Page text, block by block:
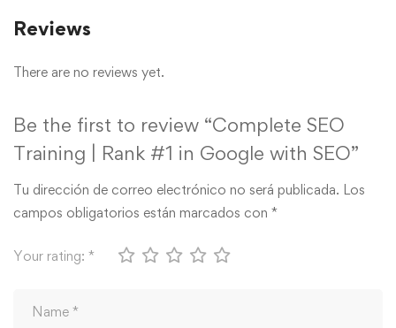
Reviews
There are no reviews yet.
Be the first to review “Complete SEO
Training | Rank #1 in Google with SEO”
Tu dirección de correo electrónico no será publicada. Los
campos obligatorios están marcados con *
Your rating: *